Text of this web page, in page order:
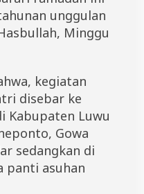
unggulan
Minggu
kegiatan
disebar ke
Kabupaten Luwu
Gowa
sedangkan di
panti asuhan